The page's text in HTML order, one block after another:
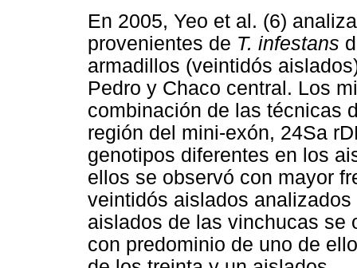
En 2005, Yeo et al. (6)
provenientes de T. infestans
armadillos (veintidós
Pedro y Chaco central. Los
combinación de las técnicas
región del mini-exón, 24Sa
genotipos diferentes en los
ellos se observó con mayor
veintidós aislados
aislados de las vinchucas se
con predominio de uno de